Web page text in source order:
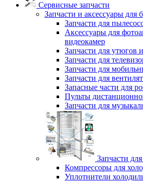
Сервисные запчасти
Запчасти и аксессуары для
Запчасти для
Аксессуары для
видеокамер
Запчасти для утюгов
Запчасти для
Запчасти для
Запчасти для
Запасные части для
Пульты
Запчасти для
Запчасти
Компрессоры для
Уплотнители